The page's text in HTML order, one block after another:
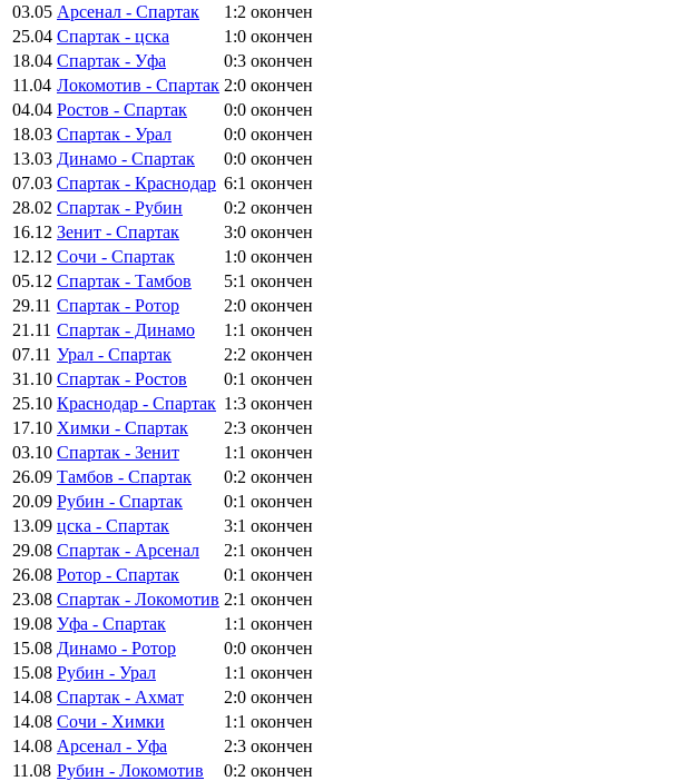
03.05 Арсенал - Спартак 1:2 окончен
25.04 Спартак - цска 1:0 окончен
18.04 Спартак - Уфа 0:3 окончен
11.04 Локомотив - Спартак 2:0 окончен
04.04 Ростов - Спартак 0:0 окончен
18.03 Спартак - Урал 0:0 окончен
13.03 Динамо - Спартак 0:0 окончен
07.03 Спартак - Краснодар 6:1 окончен
28.02 Спартак - Рубин 0:2 окончен
16.12 Зенит - Спартак 3:0 окончен
12.12 Сочи - Спартак 1:0 окончен
05.12 Спартак - Тамбов 5:1 окончен
29.11 Спартак - Ротор 2:0 окончен
21.11 Спартак - Динамо 1:1 окончен
07.11 Урал - Спартак 2:2 окончен
31.10 Спартак - Ростов 0:1 окончен
25.10 Краснодар - Спартак 1:3 окончен
17.10 Химки - Спартак 2:3 окончен
03.10 Спартак - Зенит 1:1 окончен
26.09 Тамбов - Спартак 0:2 окончен
20.09 Рубин - Спартак 0:1 окончен
13.09 цска - Спартак 3:1 окончен
29.08 Спартак - Арсенал 2:1 окончен
26.08 Ротор - Спартак 0:1 окончен
23.08 Спартак - Локомотив 2:1 окончен
19.08 Уфа - Спартак 1:1 окончен
15.08 Динамо - Ротор 0:0 окончен
15.08 Рубин - Урал 1:1 окончен
14.08 Спартак - Ахмат 2:0 окончен
14.08 Сочи - Химки 1:1 окончен
14.08 Арсенал - Уфа 2:3 окончен
11.08 Рубин - Локомотив 0:2 окончен